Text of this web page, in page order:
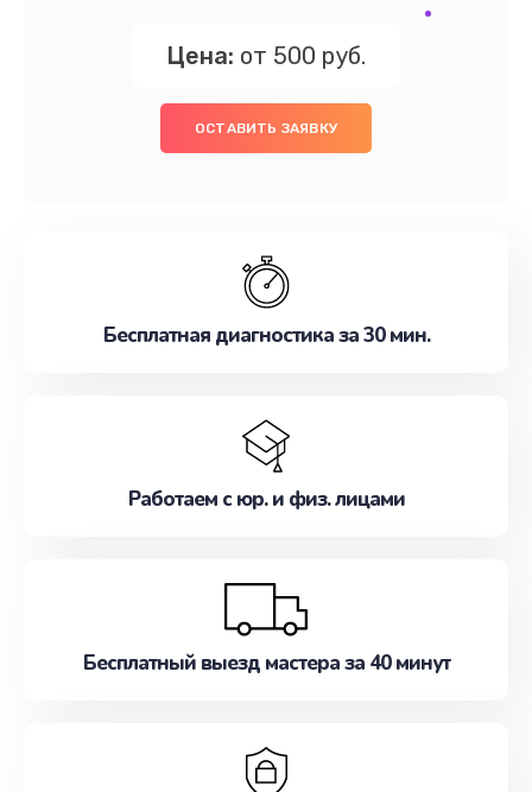
Цена: от 500 руб.
ОСТАВИТЬ ЗАЯВКУ
Бесплатная диагностика за 30 мин.
Работаем с юр. и физ. лицами
Бесплатный выезд мастера за 40 минут